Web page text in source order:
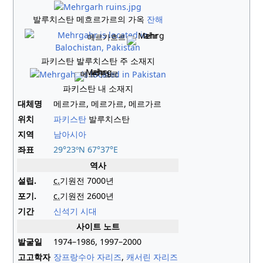
발루치스탄 메흐르가르의 가옥 잔해
메르가흐르
파키스탄 발루치스탄 주 소재지
메르가흐르
파키스탄 내 소재지
대체명
메르가르, 메르가르, 메르가르
위치
파키스탄 발루치스탄
지역
남아시아
좌표
29°23ºN 67°37°E
역사
설립.
c.기원전 7000년
포기.
c.기원전 2600년
기간
신석기 시대
사이트 노트
발굴일
1974–1986, 1997–2000
고고학자 장프랑수아 자리즈,캐서린 자리즈